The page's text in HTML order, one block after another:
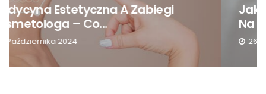
Jak Przygotować Formularz Zgody
Na Zabieg...
26 Listopada 2024